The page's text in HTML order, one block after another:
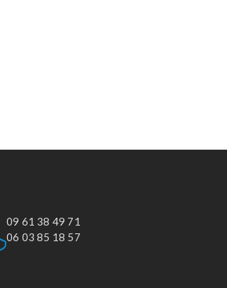
09 61 38 49 71
06 03 85 18 57